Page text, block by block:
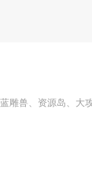
雕兽、资源岛、大